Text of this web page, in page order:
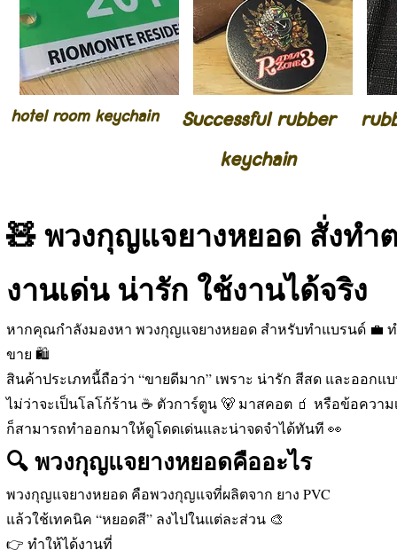
hotel room keychain
Successful rubber
keychain
🧸 พวงกุญแจยางหยอด สั่งทำ
งานเด่น น่ารัก ใช้งานได้จริง
หากคุณกำลังมองหา พวงกุญแจยางหยอด สำหรับทำแบรนด์ 💼
ขาย 🛍️
สินค้าประเภทนี้ถือว่า “ขายดีมาก” เพราะ น่ารัก สีสด และออกแบ
ไม่ว่าจะเป็นโลโก้ร้าน ☕ ตัวการ์ตูน 🐻 มาสคอต 🧃 หรือข้อความ
ก็สามารถทำออกมาให้ดูโดดเด่นและน่าจดจำได้ทันที 👀
🔍 พวงกุญแจยางหยอดคืออะไร
พวงกุญแจยางหยอด คือพวงกุญแจที่ผลิตจาก ยาง PVC
แล้วใช้เทคนิค “หยอดสี” ลงไปในแต่ละส่วน 🎨
👉 ทำให้ได้งานที่